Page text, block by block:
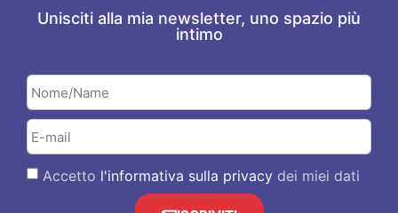
Unisciti alla mia newsletter, uno spazio più
intimo
Accetto l'informativa sulla privacy dei miei dati